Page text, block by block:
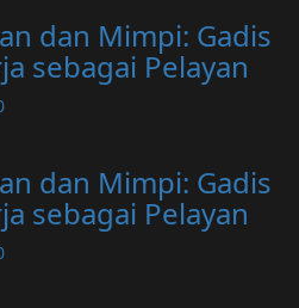
dan Mimpi: Gadis
sebagai Pelayan
dan Mimpi: Gadis
sebagai Pelayan